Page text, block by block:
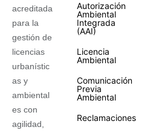
acreditada
para la
gestión de
licencias
urbanístic
as y
ambiental
es con
agilidad,
Autorización
Ambiental
Integrada
(AAI)
Licencia
Ambiental
Comunicación
Previa
Ambiental
Reclamaciones